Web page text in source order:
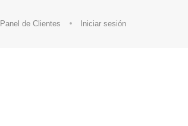
Panel de Clientes Iniciar sesión